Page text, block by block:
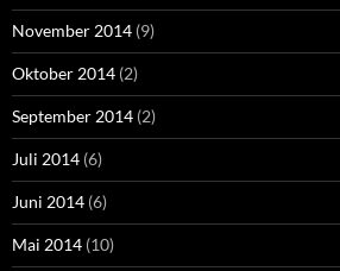
November 2014 (9)
Oktober 2014 (2)
September 2014 (2)
Juli 2014 (6)
Juni 2014 (6)
Mai 2014 (10)